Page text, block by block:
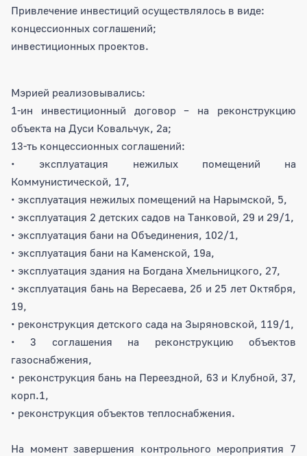
Привлечение инвестиций осуществлялось в виде:
концессионных соглашений;
инвестиционных проектов.
Мэрией реализовывались:
1-ин инвестиционный договор – на реконструкцию
объекта на Дуси Ковальчук, 2а;
13-ть концессионных соглашений:
• эксплуатация нежилых помещений на
Коммунистической, 17,
• эксплуатация нежилых помещений на Нарымской, 5,
• эксплуатация 2 детских садов на Танковой, 29 и 29/1,
• эксплуатация бани на Объединения, 102/1,
• эксплуатация бани на Каменской, 19а,
• эксплуатация здания на Богдана Хмельницкого, 27,
• эксплуатация бань на Вересаева, 2б и 25 лет Октября,
19,
• реконструкция детского сада на Зыряновской, 119/1,
• 3 соглашения на реконструкцию объектов
газоснабжения,
• реконструкция бань на Переездной, 63 и Клубной, 37,
корп.1,
• реконструкция объектов теплоснабжения.
На момент завершения контрольного мероприятия 7